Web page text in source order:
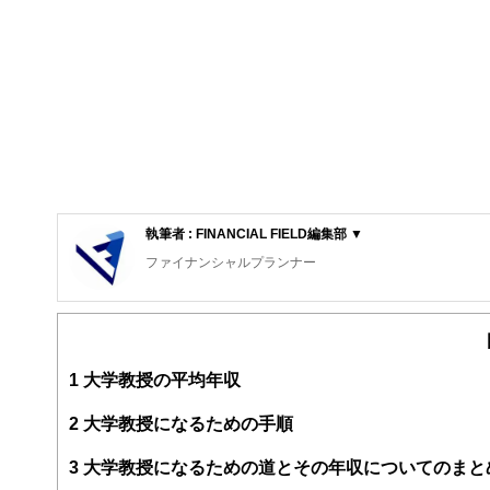
執筆者 : FINANCIAL FIELD編集部 ▼
ファイナンシャルプランナー
FinancialField編集部は、金融、経済に関する記事を、日
案から記事掲載まですべての工程に関わることで、読者目
FinancialFieldの特徴は、ファイナンシャルプランナー、
ー、公認会計士、社会保険労務士、行政書士、投資アナ
1 大学教授の平均年収
2 大学教授になるための手順
3 大学教授になるための道とその年収についてのまと